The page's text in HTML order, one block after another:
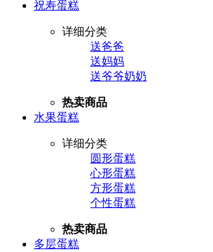
祝寿蛋糕
详细分类
送爸爸
送妈妈
送爷爷奶奶
热卖商品
水果蛋糕
详细分类
圆形蛋糕
心形蛋糕
方形蛋糕
个性蛋糕
热卖商品
多层蛋糕